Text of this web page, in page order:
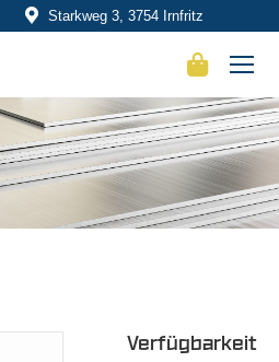
Starkweg 3, 3754 Irnfritz
Verfügbarkeit